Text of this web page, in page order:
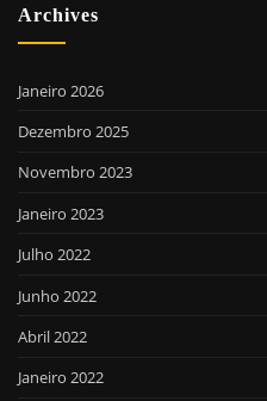
Archives
Janeiro 2026
Dezembro 2025
Novembro 2023
Janeiro 2023
Julho 2022
Junho 2022
Abril 2022
Janeiro 2022